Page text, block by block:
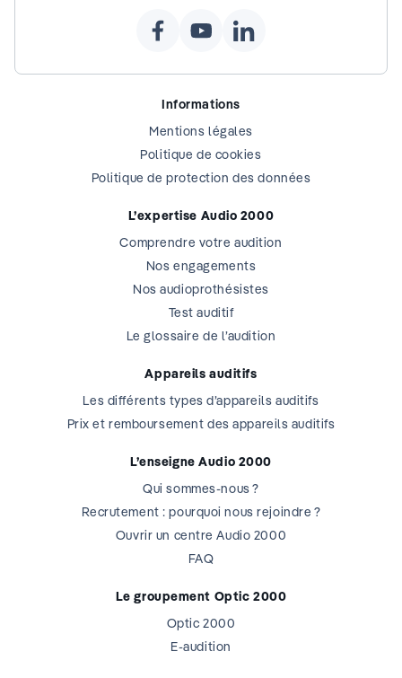
Informations
Mentions légales
Politique de cookies
Politique de protection des données
L’expertise Audio 2000
Comprendre votre audition
Nos engagements
Nos audioprothésistes
Test auditif
Le glossaire de l’audition
Appareils auditifs
Les différents types d’appareils auditifs
Prix et remboursement des appareils auditifs
L’enseigne Audio 2000
Qui sommes-nous ?
Recrutement : pourquoi nous rejoindre ?
Ouvrir un centre Audio 2000
FAQ
Le groupement Optic 2000
Optic 2000
E-audition